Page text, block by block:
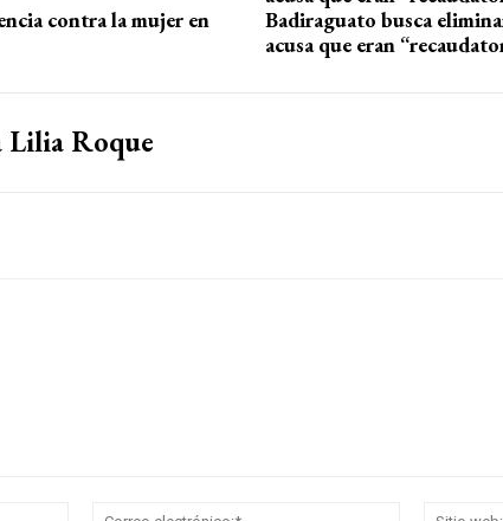
contra la mujer en
Badiraguato busca
acusa que eran
Roque
Nombre:*
Correo